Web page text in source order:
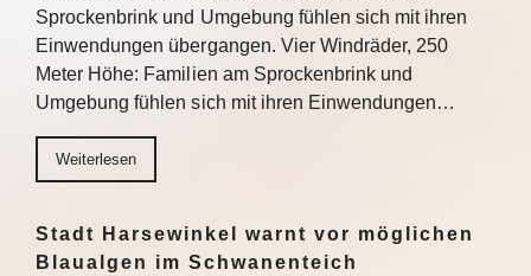
Sprockenbrink und Umgebung fühlen sich mit ihren
Einwendungen übergangen. Vier Windräder, 250
Meter Höhe: Familien am Sprockenbrink und
Umgebung fühlen sich mit ihren Einwendungen…
Weiterlesen
Stadt Harsewinkel warnt vor möglichen
Blaualgen im Schwanenteich